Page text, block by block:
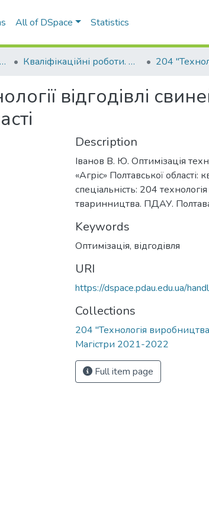
All of DSpace Statistics
Факультет технологій тваринництва та продовольства Кваліфікаційні роботи. Факультет технологій тваринництва та продовольства
відгодівлі
Description
Іванов В. Ю. Оптимізація
«Агріс» Полтавської
спеціальність: 204
тваринництва. ПДАУ.
Keywords
Оптимізація, відгодівля
URI
https://dspace.pdau.edu.ua/
Collections
204 "Технологія
Магістри 2021-2022
Full item page